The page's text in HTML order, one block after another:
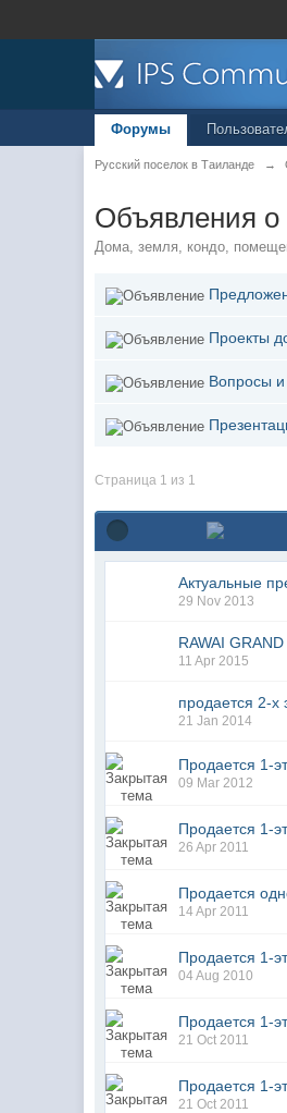
Форумы
Русский поселок в Таиланде →
Объявления
Дома, земля, кондо,
Проекты
Вопросы и
Страница 1 из 1
Актуальные
29 Nov 2013
RAWAI
11 Apr 2015
продается 2-
21 Jan 2014
Продается 1-
09 Mar 2012
Продается 1-
26 Apr 2011
Продается
14 Apr 2011
Продается 1-
04 Aug 2010
Продается 1-
21 Oct 2011
Продается 1-
21 Oct 2011